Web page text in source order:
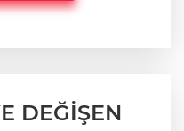
DEĞİŞEN